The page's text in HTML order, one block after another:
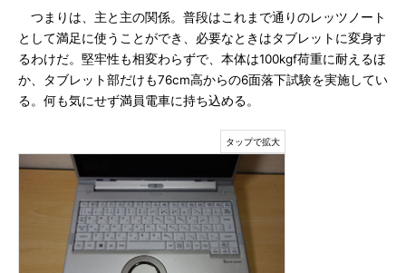
つまりは、主と主の関係。普段はこれまで通りのレッツノート
として満足に使うことができ、必要なときはタブレットに変身す
るわけだ。堅牢性も相変わらずで、本体は100kgf荷重に耐えるほ
か、タブレット部だけも76cm高からの6面落下試験を実施してい
る。何も気にせず満員電車に持ち込める。